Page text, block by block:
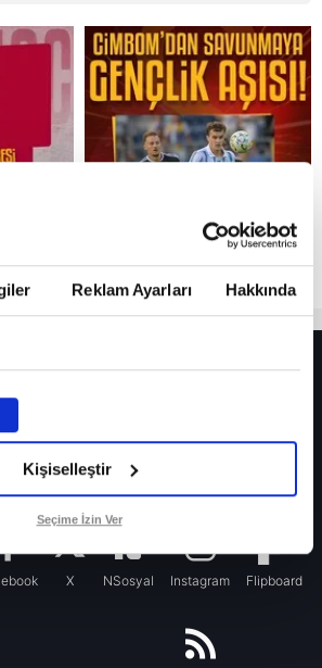
Reklam Ayarları Hakkında
Kişiselleştir
Seçime İzin Ver
ihtimali! Devre arasında gelmişti
Mason Greenwood için olay sözler!
Thiago Almada!
X NSosyal Instagram Flipboard